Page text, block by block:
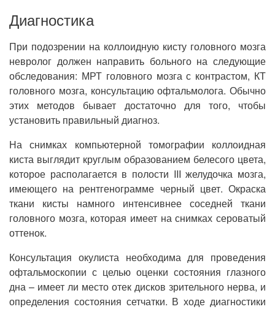
Диагностика
При подозрении на коллоидную кисту головного мозга
невролог должен направить больного на следующие
обследования: МРТ головного мозга с контрастом, КТ
головного мозга, консультацию офтальмолога. Обычно
этих методов бывает достаточно для того, чтобы
установить правильный диагноз.
На снимках компьютерной томографии коллоидная
киста выглядит круглым образованием белесого цвета,
которое располагается в полости III желудочка мозга,
имеющего на рентгенограмме черный цвет. Окраска
ткани кисты намного интенсивнее соседней ткани
головного мозга, которая имеет на снимках сероватый
оттенок.
Консультация окулиста необходима для проведения
офтальмоскопии с целью оценки состояния глазного
дна – имеет ли место отек дисков зрительного нерва, и
определения состояния сетчатки. В ходе диагностики